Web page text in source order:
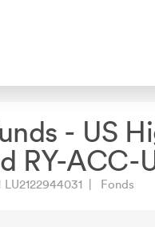
- US
RY-ACC-
| Fonds